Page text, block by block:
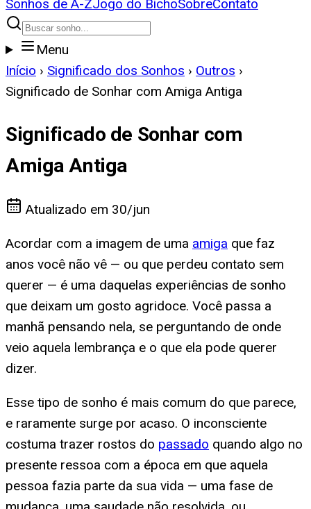
Sonhos de A-ZJogo do BichoSobreContato
Menu
Início › Significado dos Sonhos › Outros ›
Significado de Sonhar com Amiga Antiga
Significado de Sonhar com
Amiga Antiga
Atualizado em 30/jun
Acordar com a imagem de uma amiga que faz
anos você não vê — ou que perdeu contato sem
querer — é uma daquelas experiências de sonho
que deixam um gosto agridoce. Você passa a
manhã pensando nela, se perguntando de onde
veio aquela lembrança e o que ela pode querer
dizer.
Esse tipo de sonho é mais comum do que parece,
e raramente surge por acaso. O inconsciente
costuma trazer rostos do passado quando algo no
presente ressoa com a época em que aquela
pessoa fazia parte da sua vida — uma fase de